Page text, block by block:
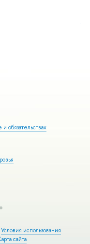
обязательствах
Условия использования
сайта